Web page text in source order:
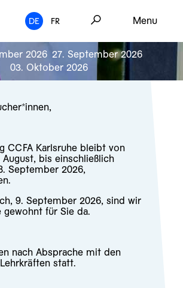
DE FR Menu
2026 27. September 2026
03. Oktober 2026
CCFA Karlsruhe bleibt von
August, bis einschließlich
September 2026,
9. September 2026, sind wir
gewohnt für Sie da.
nach Absprache mit den
statt.